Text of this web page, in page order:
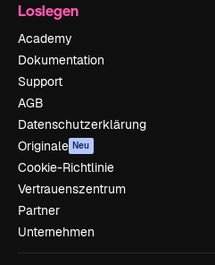
Loslegen
Academy
Dokumentation
Support
AGB
Datenschutzerklärung
Originale Neu
Cookie-Richtlinie
Vertrauenszentrum
Partner
Unternehmen